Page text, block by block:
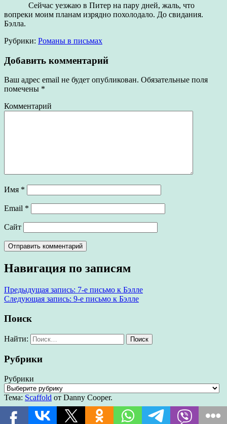
Сейчас уезжаю в Питер на пару дней, жаль, что
вопреки моим планам изрядно похолодало. До свидания.
Бэлла.
Рубрики: Романы в письмах
Добавить комментарий
Ваш адрес email не будет опубликован. Обязательные поля
помечены *
Комментарий
Имя *
Email *
Сайт
Навигация по записям
Предыдущая запись: 7-е письмо к Бэлле
Следующая запись: 9-е письмо к Бэлле
Поиск
Найти:
Рубрики
Рубрики
Тема: Scaffold от Danny Cooper.